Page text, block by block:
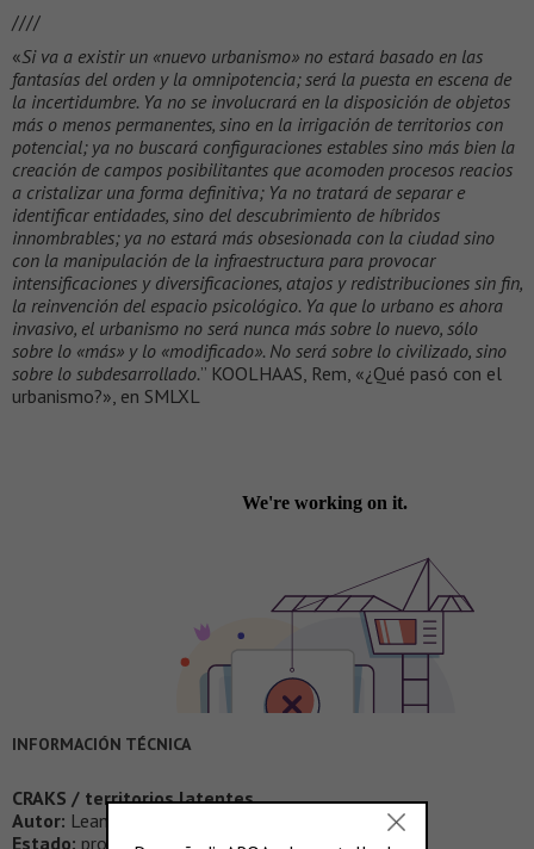
////
«Si va a existir un «nuevo urbanismo» no estará basado en las
fantasías del orden y la omnipotencia; será la puesta en escena de
la incertidumbre. Ya no se involucrará en la disposición de objetos
más o menos permanentes, sino en la irrigación de territorios con
potencial; ya no buscará configuraciones estables sino más bien la
creación de campos posibilitantes que acomoden procesos reacios
a cristalizar una forma definitiva; Ya no tratará de separar e
identificar entidades, sino del descubrimiento de híbridos
innombrables; ya no estará más obsesionada con la ciudad sino
con la manipulación de la infraestructura para provocar
intensificaciones y diversificaciones, atajos y redistribuciones sin fin,
la reinvención del espacio psicológico. Ya que lo urbano es ahora
invasivo, el urbanismo no será nunca más sobre lo nuevo, sólo
sobre lo «más» y lo «modificado». No será sobre lo civilizado, sino
sobre lo subdesarrollado.” KOOLHAAS, Rem, «¿Qué pasó con el
urbanismo?», en SMLXL
INFORMACIÓN TÉCNICA
CRAKS / territorios latentes
Autor: Leandro Alegre
Estado: proyecto